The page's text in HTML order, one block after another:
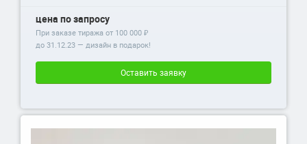
цена по запросу
При заказе тиража от 100 000 ₽
до 31.12.23 — дизайн в подарок!
Оставить заявку